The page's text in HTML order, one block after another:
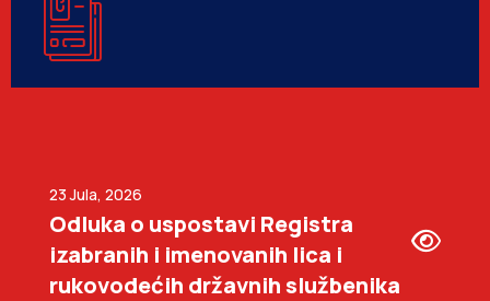
23 Jula, 2026
Odluka o uspostavi Registra
izabranih i imenovanih lica i
rukovodećih državnih službenika